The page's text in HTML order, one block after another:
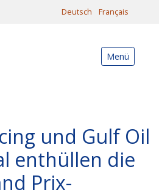
Deutsch Français
Menü
und Gulf Oil
enthüllen die
Prix-